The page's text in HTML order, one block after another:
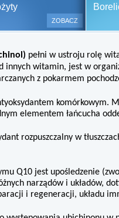
Bezbolesne testy alergiczne
500 alergenów oraz zabiegi
odczulające.
(bez nakłuwania i nacinania,
bardzo ważne w przypadku
a wynik jest natychmiastowy.
ZOBACZ
pełni w ustroju rolę
innych witamin, jest w
z pokarmem
komórkowym.
elementem łańcucha
rozpuszczalny w
Q10 jest upośledzenie
narządów i układów,
i regeneracji, układu